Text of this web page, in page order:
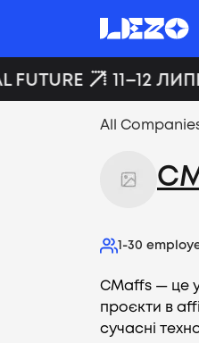
11–12
All
1-30
CMaffs — це
проєкти в
сучасні